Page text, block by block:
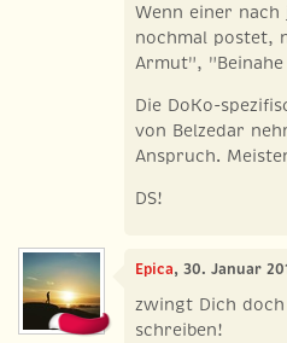
Wenn einer nach
nochmal postet,
Armut",
Die DoKo-
von Belzedar
Anspruch.
DS!
Epica, 30. Januar
zwingt Dich
schreiben!